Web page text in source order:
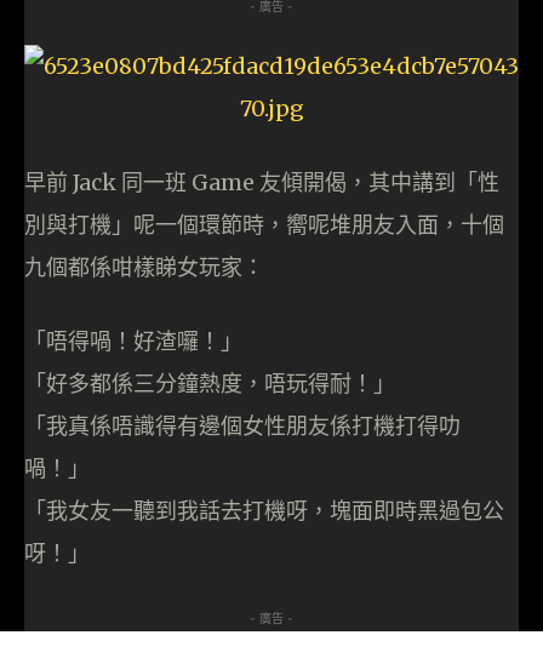
- 廣告 -
早前 Jack 同一班 Game 友傾開偈，其中講到「性
別與打機」呢一個環節時，嚮呢堆朋友入面，十個
九個都係咁樣睇女玩家：
「唔得喎！好渣囉！」
「好多都係三分鐘熱度，唔玩得耐！」
「我真係唔識得有邊個女性朋友係打機打得叻
喎！」
「我女友一聽到我話去打機呀，塊面即時黑過包公
呀！」
- 廣告 -